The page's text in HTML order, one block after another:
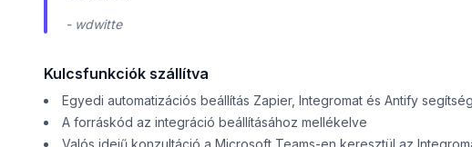
- wdwitte
Kulcsfunkciók szállítva
Egyedi automatizációs beállítás Zapier, Integromat és Antify
A forráskód az integráció beállításához mellékelve
Valós idejű konzultáció a Microsoft Teams-en keresztül az